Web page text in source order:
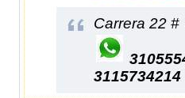
Carrera 22 #
3115734214